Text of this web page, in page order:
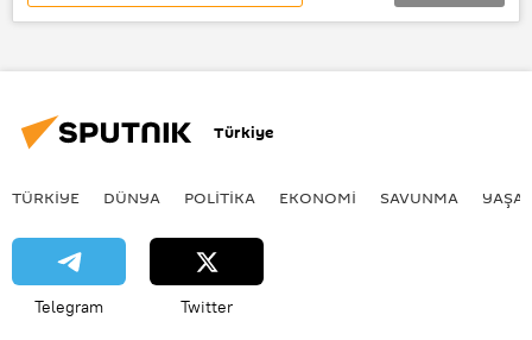
DÜNYA
Haberler
POLİTİKA
Donald Trump
Meksika
Joaquin Castro
Guatemala
Türkiye
TÜRKIYE DÜNYA POLİTİKA EKONOMİ SAVUNMA
Telegram Twitter